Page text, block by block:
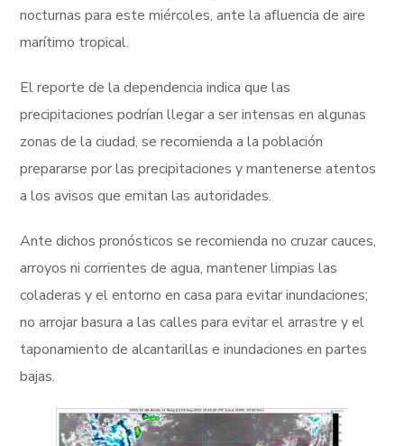
nocturnas para este miércoles, ante la afluencia de aire
marítimo tropical.
El reporte de la dependencia indica que las
precipitaciones podrían llegar a ser intensas en algunas
zonas de la ciudad, se recomienda a la población
prepararse por las precipitaciones y mantenerse atentos
a los avisos que emitan las autoridades.
Ante dichos pronósticos se recomienda no cruzar cauces,
arroyos ni corrientes de agua, mantener limpias las
coladeras y el entorno en casa para evitar inundaciones;
no arrojar basura a las calles para evitar el arrastre y el
taponamiento de alcantarillas e inundaciones en partes
bajas.